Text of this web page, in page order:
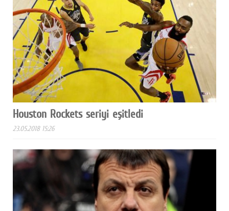
Houston Rockets seriyi eşitledi
23.05.2018 15:26